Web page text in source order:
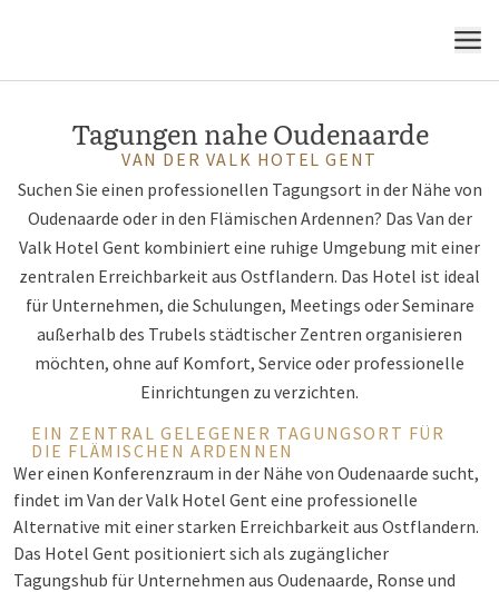
MENÜ
Tagungen nahe Oudenaarde
VAN DER VALK HOTEL GENT
Suchen Sie einen professionellen Tagungsort in der Nähe von
Oudenaarde oder in den Flämischen Ardennen? Das Van der
Valk Hotel Gent kombiniert eine ruhige Umgebung mit einer
zentralen Erreichbarkeit aus Ostflandern. Das Hotel ist ideal
für Unternehmen, die Schulungen, Meetings oder Seminare
außerhalb des Trubels städtischer Zentren organisieren
möchten, ohne auf Komfort, Service oder professionelle
Einrichtungen zu verzichten.
EIN ZENTRAL GELEGENER TAGUNGSORT FÜR
DIE FLÄMISCHEN ARDENNEN
Wer einen Konferenzraum in der Nähe von Oudenaarde sucht,
findet im Van der Valk Hotel Gent eine professionelle
Alternative mit einer starken Erreichbarkeit aus Ostflandern.
Das Hotel Gent positioniert sich als zugänglicher
Tagungshub für Unternehmen aus Oudenaarde, Ronse und